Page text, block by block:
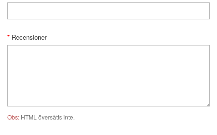
Recensioner
Obs: HTML översätts inte.